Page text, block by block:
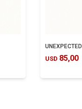
UNEXPECTED
USD 85,00